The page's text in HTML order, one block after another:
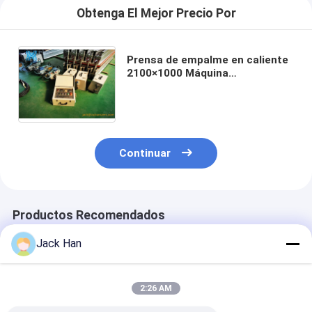
Obtenga El Mejor Precio Por
Prensa de empalme en caliente
2100×1000 Máquina
Continuar
Productos Recomendados
Jack Han
2:26 AM